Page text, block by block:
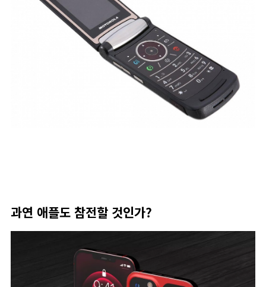
과연 애플도 참전할 것인가?